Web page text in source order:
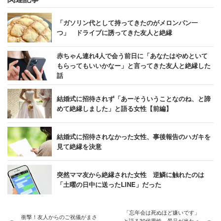
「ガソリン代として持ってきたのがメロンパン一
つ」 ドライブに誘ってきた友人と絶縁
赤ちゃん連れ4人で会う前日に「あなたはやめといて
もらってもいいかなー」と言ってきた友人と絶縁した
話
結婚式に招待されず「あーそういうことなのね、と諦
めて絶縁しました」と語る女性【前編】
結婚式に招待されなかった女性、事後報告のハガキを
見て絶縁を決意
突然ママ友から絶縁された女性 逆鱗に触れたのは
「土曜の日中に送ったLINE」だった
​​衝撃！友人からのご祝儀がまさ
「忘年会は死ぬほど嫌いです」